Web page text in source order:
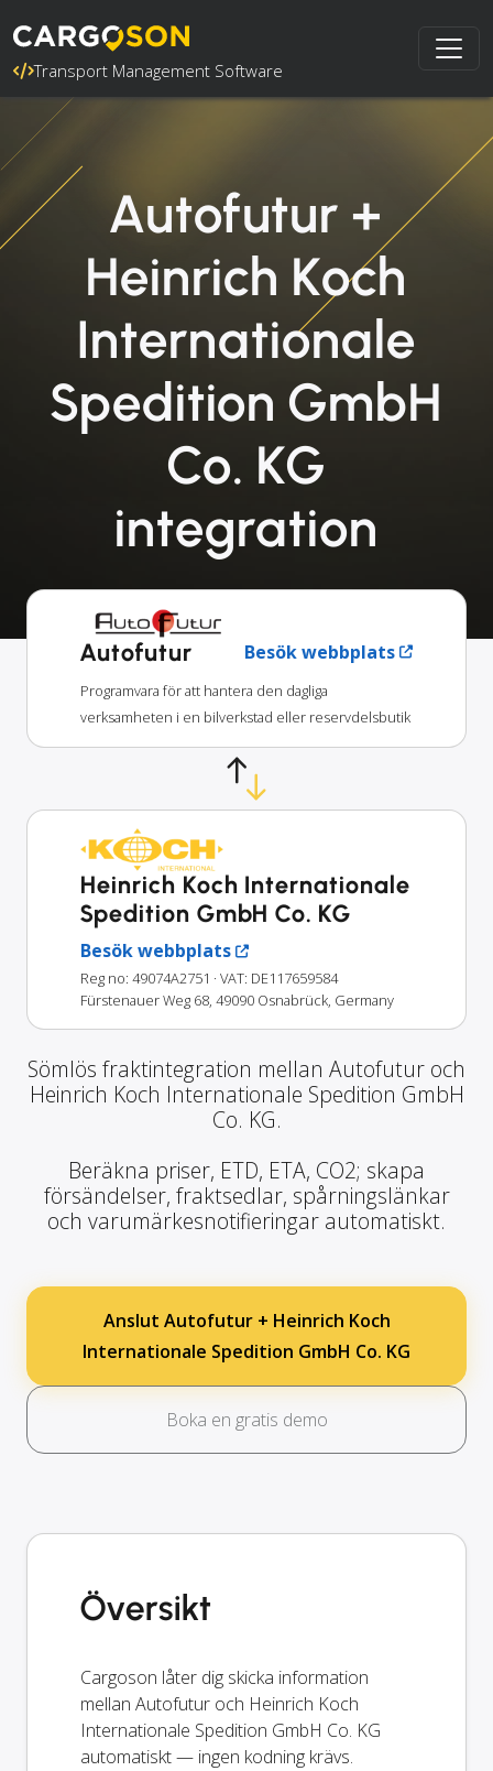
Transport Management Software
Autofutur +
Heinrich Koch
Internationale
Spedition GmbH
Co. KG
integration
Autofutur Besök webbplats
Programvara för att hantera den dagliga
verksamheten i en bilverkstad eller reservdelsbutik
Heinrich Koch Internationale
Spedition GmbH Co. KG
Besök webbplats
Reg no: 49074A2751 · VAT: DE117659584
Fürstenauer Weg 68, 49090 Osnabrück, Germany
Sömlös fraktintegration mellan Autofutur och
Heinrich Koch Internationale Spedition GmbH
Co. KG.
Beräkna priser, ETD, ETA, CO2; skapa
försändelser, fraktsedlar, spårningslänkar
och varumärkesnotifieringar automatiskt.
Anslut Autofutur + Heinrich Koch
Internationale Spedition GmbH Co. KG
Boka en gratis demo
Översikt
Cargoson låter dig skicka information
mellan Autofutur och Heinrich Koch
Internationale Spedition GmbH Co. KG
automatiskt — ingen kodning krävs.